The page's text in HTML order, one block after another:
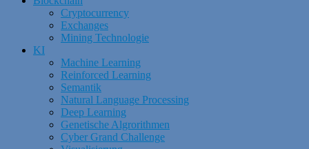
Cryptocurrency
Exchanges
Mining Technologie
KI
Machine Learning
Reinforced Learning
Semantik
Natural Language Processing
Deep Learning
Genetische Algrorithmen
Cyber Grand Challenge